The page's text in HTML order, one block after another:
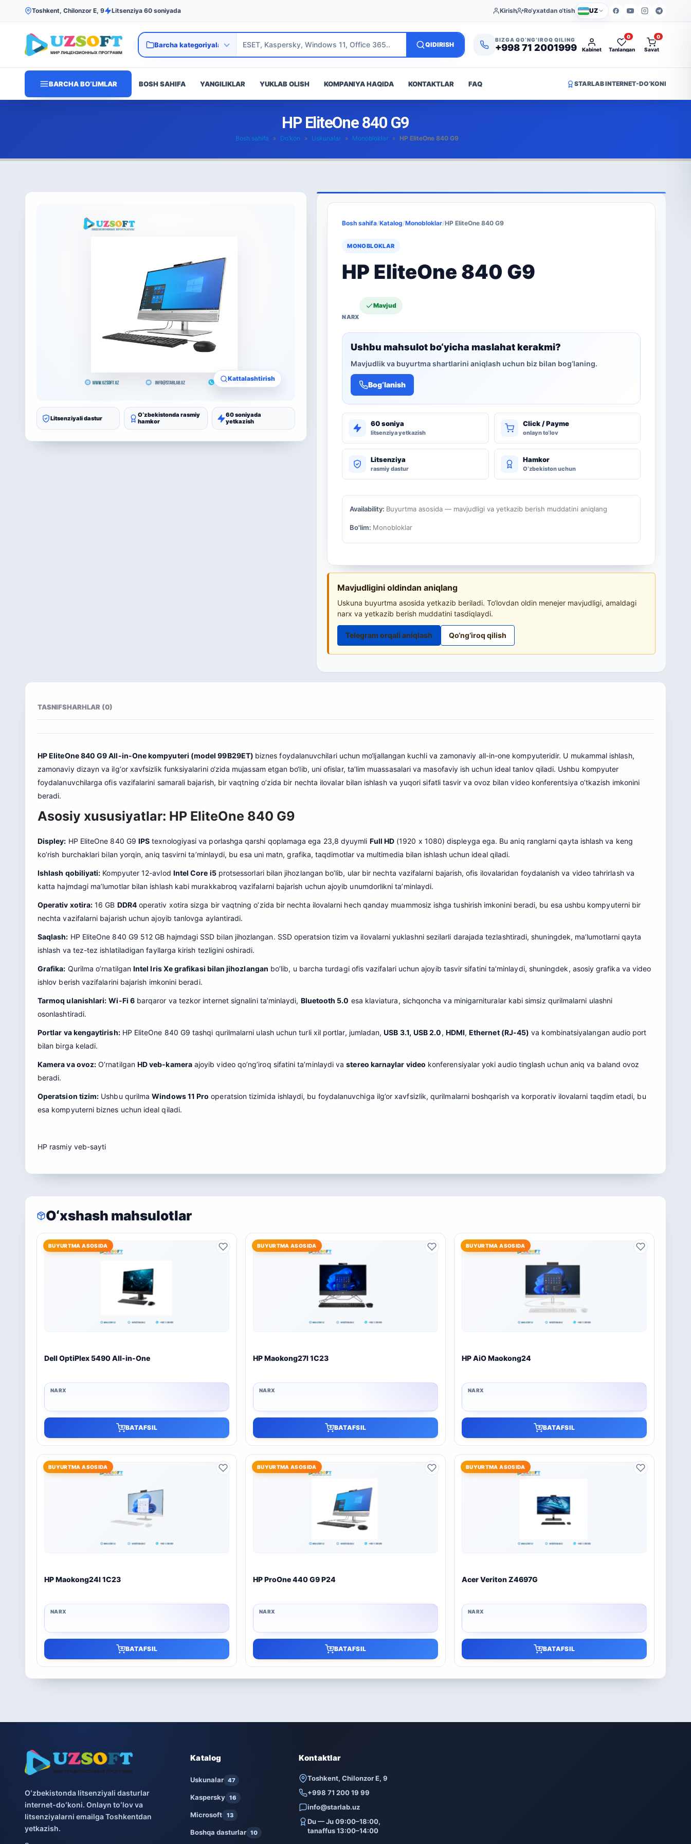
Toshkent, Chilonzor E, 9 Litsenziya 60 soniyada Kirish Ro‘yxatdan o‘tish UZ
QIDIRISH
BIZGA QO‘NG‘IROQ QILING
+998 71 2001999 Kabinet Tanlangan
0
Savat
0
BARCHA BO‘LIMLAR BOSH SAHIFA YANGILIKLAR YUKLAB OLISH KOMPANIYA HAQIDA KONTAKTLAR FAQ STARLAB INTERNET-DO‘KONI
HP EliteOne 840 G9
Bosh sahifa » Do’kon » Uskunalar » Monobloklar » HP EliteOne 840 G9
Kattalashtirish
Litsenziyali dastur
Oʻzbekistonda rasmiy
hamkor
60 soniyada
yetkazish
Bosh sahifa/Katalog/Monobloklar/HP EliteOne 840 G9
MONOBLOKLAR
HP EliteOne 840 G9
Mavjud
Ushbu mahsulot bo‘yicha maslahat kerakmi?
Mavjudlik va buyurtma shartlarini aniqlash uchun biz bilan bog‘laning.
Bog‘lanish
60 soniya
litsenziya yetkazish
Click / Payme
onlayn to‘lov
Litsenziya
rasmiy dastur
Hamkor
O‘zbekiston uchun
Availability: Buyurtma asosida — mavjudligi va yetkazib berish muddatini aniqlang
Bo'lim: Monobloklar
Mavjudligini oldindan aniqlang
Uskuna buyurtma asosida yetkazib beriladi. To‘lovdan oldin menejer mavjudligi, amaldagi
narx va yetkazib berish muddatini tasdiqlaydi.
Telegram orqali aniqlash Qo‘ng‘iroq qilish
TASNIFSHARHLAR (0)
HP EliteOne 840 G9 All-in-One kompyuteri (model 99B29ET) biznes foydalanuvchilari uchun mo‘ljallangan kuchli va zamonaviy all-in-one kompyuteridir. U mukammal ishlash,
zamonaviy dizayn va ilg‘or xavfsizlik funksiyalarini o‘zida mujassam etgan bo‘lib, uni ofislar, ta’lim muassasalari va masofaviy ish uchun ideal tanlov qiladi. Ushbu kompyuter
foydalanuvchilarga ofis vazifalarini samarali bajarish, bir vaqtning o’zida bir nechta ilovalar bilan ishlash va yuqori sifatli tasvir va ovoz bilan video konferentsiya o’tkazish imkonini
beradi.
Asosiy xususiyatlar: HP EliteOne 840 G9
Displey: HP EliteOne 840 G9 IPS texnologiyasi va porlashga qarshi qoplamaga ega 23,8 dyuymli Full HD (1920 x 1080) displeyga ega. Bu aniq ranglarni qayta ishlash va keng
ko’rish burchaklari bilan yorqin, aniq tasvirni ta’minlaydi, bu esa uni matn, grafika, taqdimotlar va multimedia bilan ishlash uchun ideal qiladi.
Ishlash qobiliyati: Kompyuter 12-avlod Intel Core i5protsessorlari bilan jihozlangan bo’lib, ular bir nechta vazifalarni bajarish, ofis ilovalaridan foydalanish va video tahrirlash va
katta hajmdagi ma’lumotlar bilan ishlash kabi murakkabroq vazifalarni bajarish uchun ajoyib unumdorlikni ta’minlaydi.
Operativ xotira: 16 GB DDR4operativ xotira sizga bir vaqtning o’zida bir nechta ilovalarni hech qanday muammosiz ishga tushirish imkonini beradi, bu esa ushbu kompyuterni bir
nechta vazifalarni bajarish uchun ajoyib tanlovga aylantiradi.
Saqlash: HP EliteOne 840 G9 512 GB hajmdagi SSD bilan jihozlangan. SSD operatsion tizim va ilovalarni yuklashni sezilarli darajada tezlashtiradi, shuningdek, ma’lumotlarni qayta
ishlash va tez-tez ishlatiladigan fayllarga kirish tezligini oshiradi.
Grafika: Qurilma o’rnatilganIntel Iris Xe grafikasi bilan jihozlangan bo’lib, u barcha turdagi ofis vazifalari uchun ajoyib tasvir sifatini ta’minlaydi, shuningdek, asosiy grafika va video
ishlov berish vazifalarini bajarish imkonini beradi.
Tarmoq ulanishlari: Wi-Fi 6barqaror va tezkor internet signalini ta’minlaydi, Bluetooth 5.0 esa klaviatura, sichqoncha va minigarnituralar kabi simsiz qurilmalarni ulashni
osonlashtiradi.
Portlar va kengaytirish:HP EliteOne 840 G9 tashqi qurilmalarni ulash uchun turli xil portlar, jumladan,USB 3.1, USB 2.0, HDMI,Ethernet (RJ-45) va kombinatsiyalangan audio port
bilan birga keladi.
Kamera va ovoz: O’rnatilgan HD veb-kameraajoyib video qo’ng’iroq sifatini ta’minlaydi vastereo karnaylar video konferensiyalar yoki audio tinglash uchun aniq va baland ovoz
beradi.
Operatsion tizim: Ushbu qurilmaWindows 11 Pro operatsion tizimida ishlaydi, bu foydalanuvchiga ilg’or xavfsizlik, qurilmalarni boshqarish va korporativ ilovalarni taqdim etadi, bu
esa kompyuterni biznes uchun ideal qiladi.
HP rasmiy veb-sayti
O‘xshash mahsulotlar
BUYURTMA ASOSIDA
Dell OptiPlex 5490 All-in-One
BATAFSIL
BUYURTMA ASOSIDA
HP Maokong27I 1C23
BATAFSIL
BUYURTMA ASOSIDA
HP AiO Maokong24
BATAFSIL
BUYURTMA ASOSIDA
HP Maokong24I 1C23
BATAFSIL
BUYURTMA ASOSIDA
HP ProOne 440 G9 P24
BATAFSIL
BUYURTMA ASOSIDA
Acer Veriton Z4697G
BATAFSIL
Oʻzbekistonda litsenziyali dasturlar
internet-doʻkoni. Onlayn toʻlov va
litsenziyalarni emailga Toshkentdan
yetkazish.
Katalog
Uskunalar 47
Kaspersky 16
Microsoft 13
Boshqa dasturlar 10
Kontaktlar
Toshkent, Chilonzor E, 9
+998 71 200 19 99
info@starlab.uz
Du — Ju 09:00–18:00,
tanaffus 13:00–14:00